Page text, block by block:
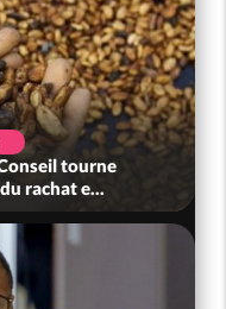
tourne
rachat e...